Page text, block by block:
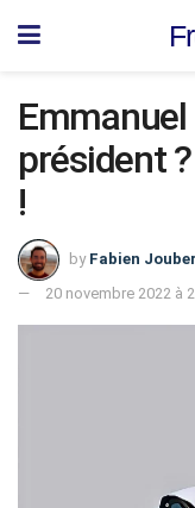
président
!
by Fabien
20 novembre 2022 à